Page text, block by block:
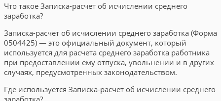
Что такое Записка-расчет об исчислении среднего
заработка?
Записка-расчет об исчислении среднего заработка (Форма
0504425) — это официальный документ, который
используется для расчета среднего заработка работника
при предоставлении ему отпуска, увольнении и в других
случаях, предусмотренных законодательством.
Где используется Записка-расчет об исчислении среднего
заработка?